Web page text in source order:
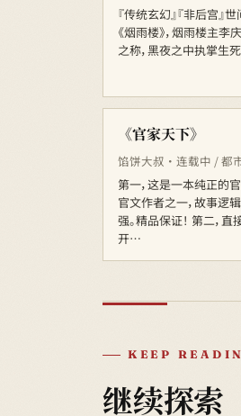
『传统玄幻』『非后宫』
《烟雨楼》，烟雨楼主李
之称，黑夜之中执掌生
《官家天下》
馅饼大叔 · 连载中 / 都
第一，这是一本纯正的
官文作者之一，故事逻
强。精品保证！ 第二，
开…
KEEP
继续探索